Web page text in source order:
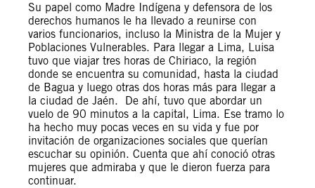
Su papel como Madre Indígena y defensora de los
derechos humanos le ha llevado a reunirse con
varios funcionarios, incluso la Ministra de la Mujer y
Poblaciones Vulnerables. Para llegar a Lima, Luisa
tuvo que viajar tres horas de Chiriaco, la región
donde se encuentra su comunidad, hasta la ciudad
de Bagua y luego otras dos horas más para llegar a
la ciudad de Jaén. De ahí, tuvo que abordar un
vuelo de 90 minutos a la capital, Lima. Ese tramo lo
ha hecho muy pocas veces en su vida y fue por
invitación de organizaciones sociales que querían
escuchar su opinión. Cuenta que ahí conoció otras
mujeres que admiraba y que le dieron fuerza para
continuar.